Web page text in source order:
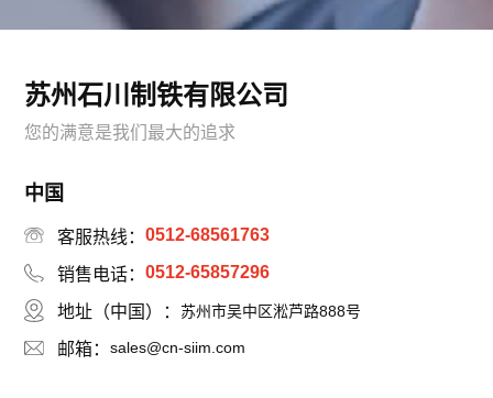
苏州石川制铁有限公司
您的满意是我们最大的追求
中国
客服热线：0512-68561763
销售电话：0512-65857296
地址（中国）：苏州市吴中区淞芦路888号
邮箱：sales@cn-siim.com